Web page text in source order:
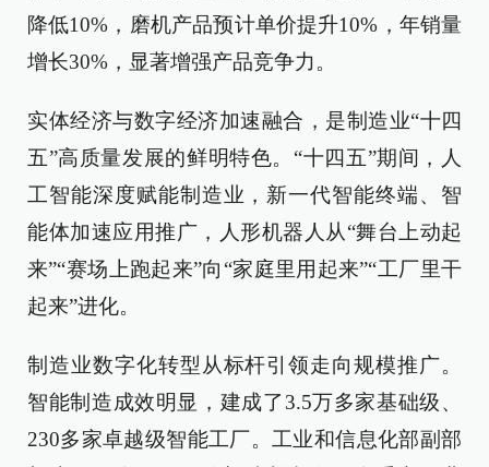
降低10%，磨机产品预计单价提升10%，年销量
增长30%，显著增强产品竞争力。
实体经济与数字经济加速融合，是制造业“十四
五”高质量发展的鲜明特色。“十四五”期间，人
工智能深度赋能制造业，新一代智能终端、智
能体加速应用推广，人形机器人从“舞台上动起
来”“赛场上跑起来”向“家庭里用起来”“工厂里干
起来”进化。
制造业数字化转型从标杆引领走向规模推广。
智能制造成效明显，建成了3.5万多家基础级、
230多家卓越级智能工厂。工业和信息化部副部